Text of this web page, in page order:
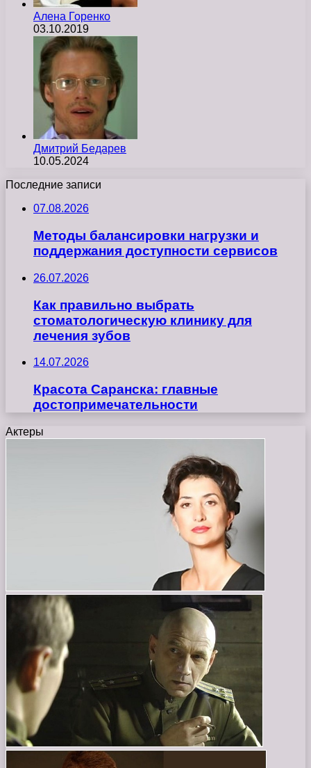
Алена Горенко
03.10.2019
Дмитрий Бедарев
10.05.2024
Последние записи
07.08.2026
Методы балансировки нагрузки и
поддержания доступности сервисов
26.07.2026
Как правильно выбрать
стоматологическую клинику для
лечения зубов
14.07.2026
Красота Саранска: главные
достопримечательности
Актеры